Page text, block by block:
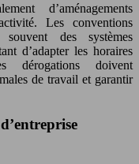
d’aménagements
Les conventions
des systèmes
d’adapter les horaires
dérogations doivent
de travail et garantir